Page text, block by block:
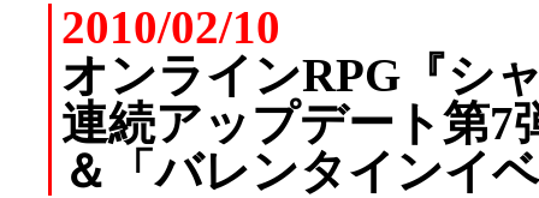
2010/02/10
オンラインRPG『シ
連続アップデート第7
＆「バレンタインイ